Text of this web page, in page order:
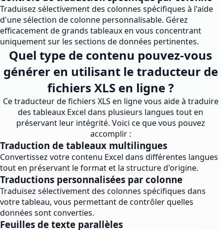
Traduisez sélectivement des colonnes spécifiques à l'aide
d'une sélection de colonne personnalisable. Gérez
efficacement de grands tableaux en vous concentrant
uniquement sur les sections de données pertinentes.
Quel type de contenu pouvez-vous
générer en utilisant le traducteur de
fichiers XLS en ligne ?
Ce traducteur de fichiers XLS en ligne vous aide à traduire
des tableaux Excel dans plusieurs langues tout en
préservant leur intégrité. Voici ce que vous pouvez
accomplir :
Traduction de tableaux multilingues
Convertissez votre contenu Excel dans différentes langues
tout en préservant le format et la structure d'origine.
Traductions personnalisées par colonne
Traduisez sélectivement des colonnes spécifiques dans
votre tableau, vous permettant de contrôler quelles
données sont converties.
Feuilles de texte parallèles